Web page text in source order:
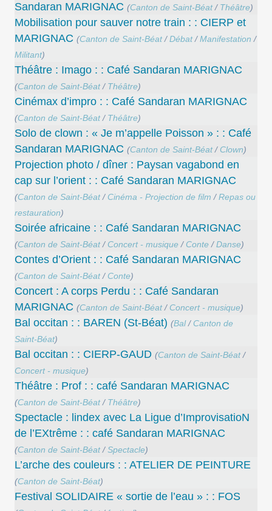
Sandaran MARIGNAC (Canton de Saint-Béat/ Théâtre)
Mobilisation pour sauver notre train : : CIERP et
MARIGNAC (Canton de Saint-Béat/Débat/Manifestation /
Militant)
Théâtre : Imago : : Café Sandaran MARIGNAC
(Canton de Saint-Béat/ Théâtre)
Cinémax d’impro : : Café Sandaran MARIGNAC
(Canton de Saint-Béat/ Théâtre)
Solo de clown : « Je m’appelle Poisson » : : Café
Sandaran MARIGNAC (Canton de Saint-Béat/ Clown)
Projection photo / dîner : Paysan vagabond en
cap sur l’orient : : Café Sandaran MARIGNAC
(Canton de Saint-Béat/ Cinéma - Projection de film /Repas ou
restauration)
Soirée africaine : : Café Sandaran MARIGNAC
(Canton de Saint-Béat/ Concert - musique/ Conte/Danse)
Contes d’Orient : : Café Sandaran MARIGNAC
(Canton de Saint-Béat/ Conte)
Concert : A corps Perdu : : Café Sandaran
MARIGNAC (Canton de Saint-Béat/ Concert - musique)
Bal occitan : : BAREN (St-Béat) (Bal/ Canton de
Saint-Béat)
Bal occitan : : CIERP-GAUD (Canton de Saint-Béat/
Concert - musique)
Théâtre : Prof : : café Sandaran MARIGNAC
(Canton de Saint-Béat/ Théâtre)
Spectacle : lindex avec La Ligue d’ImprovisatioN
de l’EXtrême : : café Sandaran MARIGNAC
(Canton de Saint-Béat/Spectacle)
L’arche des couleurs : : ATELIER DE PEINTURE
(Canton de Saint-Béat)
Festival SOLIDAIRE « sortie de l’eau » : : FOS